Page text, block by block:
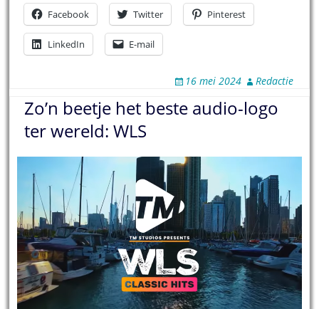
Facebook Twitter Pinterest
LinkedIn E-mail
16 mei 2024 Redactie
Zo’n beetje het beste audio-logo
ter wereld: WLS